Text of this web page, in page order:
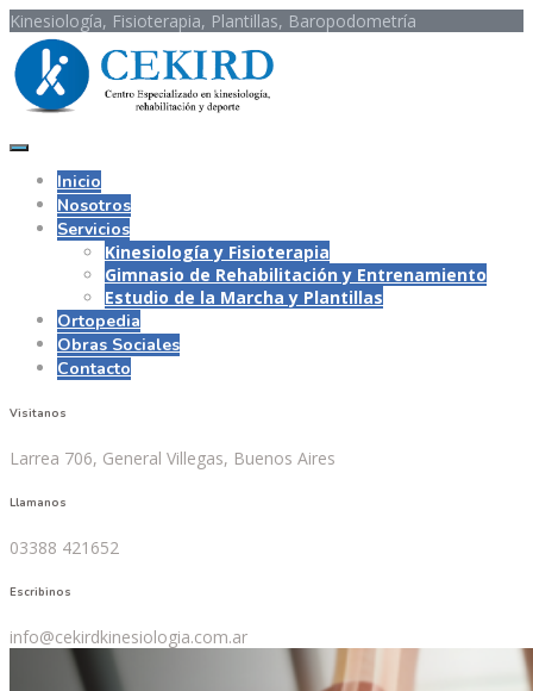
Kinesiología, Fisioterapia, Plantillas, Baropodometría
Inicio
Nosotros
Servicios
Kinesiología y Fisioterapia
Gimnasio de Rehabilitación y Entrenamiento
Estudio de la Marcha y Plantillas
Ortopedia
Obras Sociales
Contacto
Visitanos
Larrea 706, General Villegas, Buenos Aires
Llamanos
03388 421652
Escribinos
info@cekirdkinesiologia.com.ar